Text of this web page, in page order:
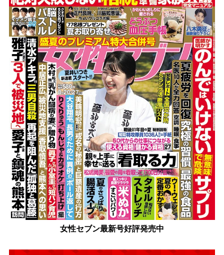
女性セブン最新号好評発売中